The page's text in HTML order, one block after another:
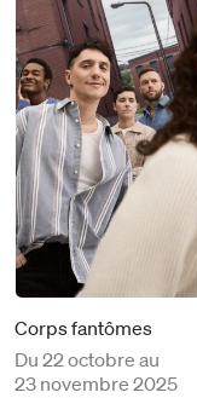
Corps fantômes
Du 22 octobre au
23 novembre 2025